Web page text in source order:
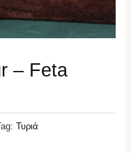
– Feta
Τυριά